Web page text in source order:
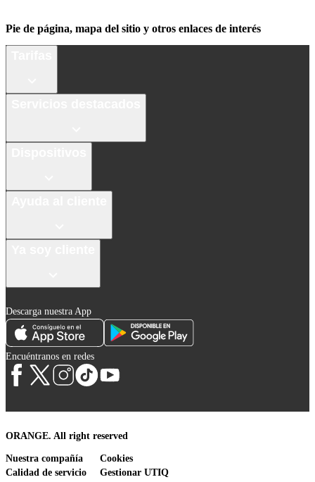
Pie de página, mapa del sitio y otros enlaces de interés
Descarga nuestra App
Encuéntranos en redes
ORANGE. All right reserved
Nuestra compañía
Calidad de servicio
Cookies
Gestionar UTIQ